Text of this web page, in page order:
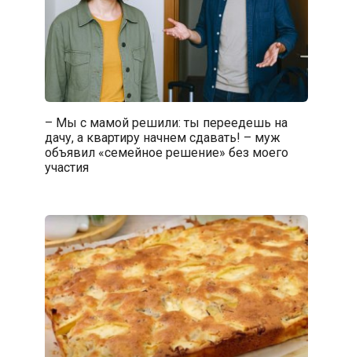
– Мы с мамой решили: ты переедешь на
дачу, а квартиру начнем сдавать! – муж
объявил «семейное решение» без моего
участия